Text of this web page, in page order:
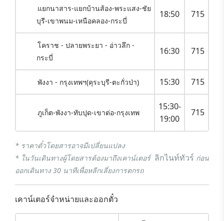
แยกนาสาร-แยกบ้านส้อง-พระแสง-ชัย
บุรี-เขาพนม-เหนือคลอง-กระบี่
18:50 715
โคราช - ปลายพระยา - อ่าวลึก -
กระบี่
16:30 715
พังงา - กรุงเทพฯ(คุระบุรี-ตะกั่วป่า) 15:30 715
ภูเก็ต-พังงา-ทับปุด-เขาต่อ-กรุงเทพ
15:30-
19:00
715
* ราคาตั๋วโดยสารอาจมีเปลี่ยนแปลง
* ในวันเดินทางผู้โดยสารต้องมาถึงเคาน์เตอร์ ลิกไนท์ทัวร์ ก่อน
ออกเดินทาง 30 นาทีเพื่อหลีกเลี่ยงการตกรถ
เคาน์เตอร์จำหน่ายและออกตั๋ว